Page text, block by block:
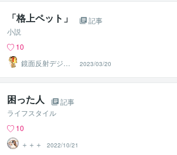
「格上ペット」
記事
小説
10
鏡面反射デジタ
ルアート製作所
（鈴木穣）
2023/03/20
困った人
記事
ライフスタイル
10
＋＋＋
2022/10/21